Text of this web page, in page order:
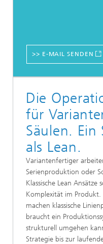
>> E-MAIL SENDEN
Die
für
Säulen. Ein
als Lean.
Variantenfertiger
Serienproduktion oder
Klassische Lean
Komplexität im Produkt.
machen klassische
braucht ein
strukturell umgehen
Strategie bis zur